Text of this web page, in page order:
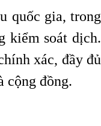
quốc gia, trong
kiểm soát dịch.
xác, đầy đủ
cộng đồng.